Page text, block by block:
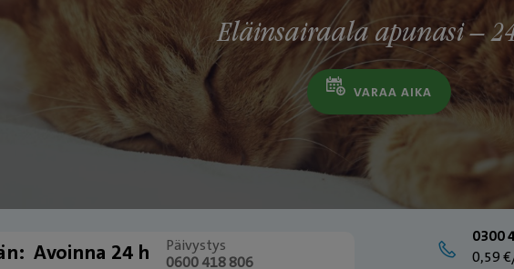
Eläinsairaala apunasi –
VARAA AIKA
Avoinna 24 h
Päivystys
0600 418 806
0300
0,59